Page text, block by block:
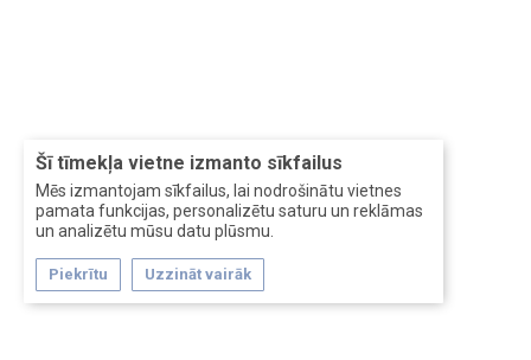
Šī tīmekļa vietne izmanto sīkfailus
Mēs izmantojam sīkfailus, lai nodrošinātu vietnes
pamata funkcijas, personalizētu saturu un reklāmas
un analizētu mūsu datu plūsmu.
Piekrītu Uzzināt vairāk